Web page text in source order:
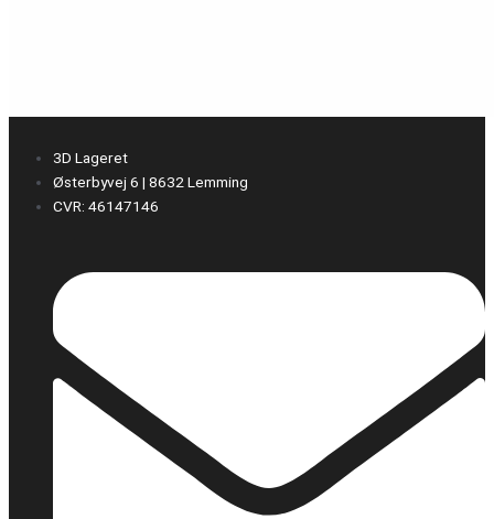
3D Lageret
Østerbyvej 6 | 8632 Lemming
CVR: 46147146